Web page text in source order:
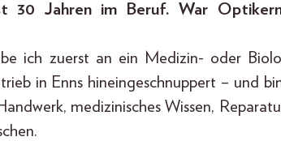
30 Jahren im Beruf. War
ich zuerst an ein Medizin- oder
in Enns hineingeschnuppert – und
medizinisches Wissen,